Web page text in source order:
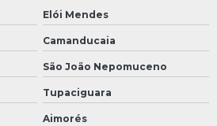
Elói Mendes
Camanducaia
São João Nepomuceno
Tupaciguara
Aimorés